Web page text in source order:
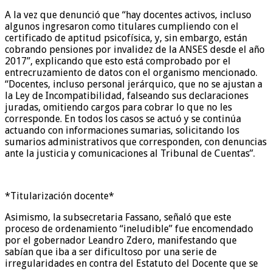
A la vez que denunció que “hay docentes activos, incluso
algunos ingresaron como titulares cumpliendo con el
certificado de aptitud psicofísica, y, sin embargo, están
cobrando pensiones por invalidez de la ANSES desde el año
2017”, explicando que esto está comprobado por el
entrecruzamiento de datos con el organismo mencionado.
“Docentes, incluso personal jerárquico, que no se ajustan a
la Ley de Incompatibilidad, falseando sus declaraciones
juradas, omitiendo cargos para cobrar lo que no les
corresponde. En todos los casos se actuó y se continúa
actuando con informaciones sumarias, solicitando los
sumarios administrativos que corresponden, con denuncias
ante la justicia y comunicaciones al Tribunal de Cuentas”.
*Titularización docente*
Asimismo, la subsecretaria Fassano, señaló que este
proceso de ordenamiento “ineludible” fue encomendado
por el gobernador Leandro Zdero, manifestando que
sabían que iba a ser dificultoso por una serie de
irregularidades en contra del Estatuto del Docente que se